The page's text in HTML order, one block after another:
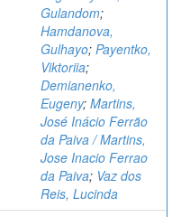
Gulandom;
Hamdanova,
Gulhayo; Payentko,
Viktoriia;
Demianenko,
Eugeny; Martins,
José Inácio Ferrão
da Paiva / Martins,
Jose Inacio Ferrao
da Paiva; Vaz dos
Reis, Lucinda